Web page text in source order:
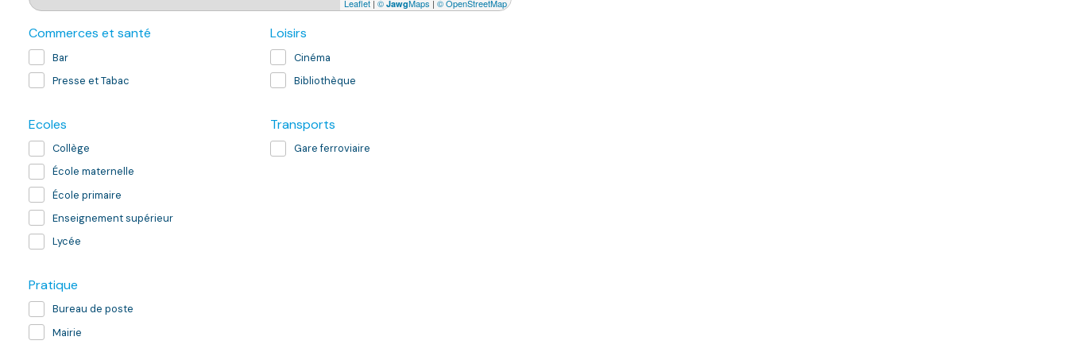
Leaflet | © JawgMaps | © OpenStreetMap
Commerces et santé
Bar
Presse et Tabac
Loisirs
Cinéma
Bibliothèque
Ecoles
Collège
École maternelle
École primaire
Enseignement supérieur
Lycée
Transports
Gare ferroviaire
Pratique
Bureau de poste
Mairie